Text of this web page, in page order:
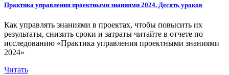
Практика управления проектными знаниями 2024. Десять уроков
Как управлять знаниями в проектах, чтобы повысить их
результаты, снизить сроки и затраты читайте в отчете по
исследованию «Практика управления проектными знаниями
2024»
Читать